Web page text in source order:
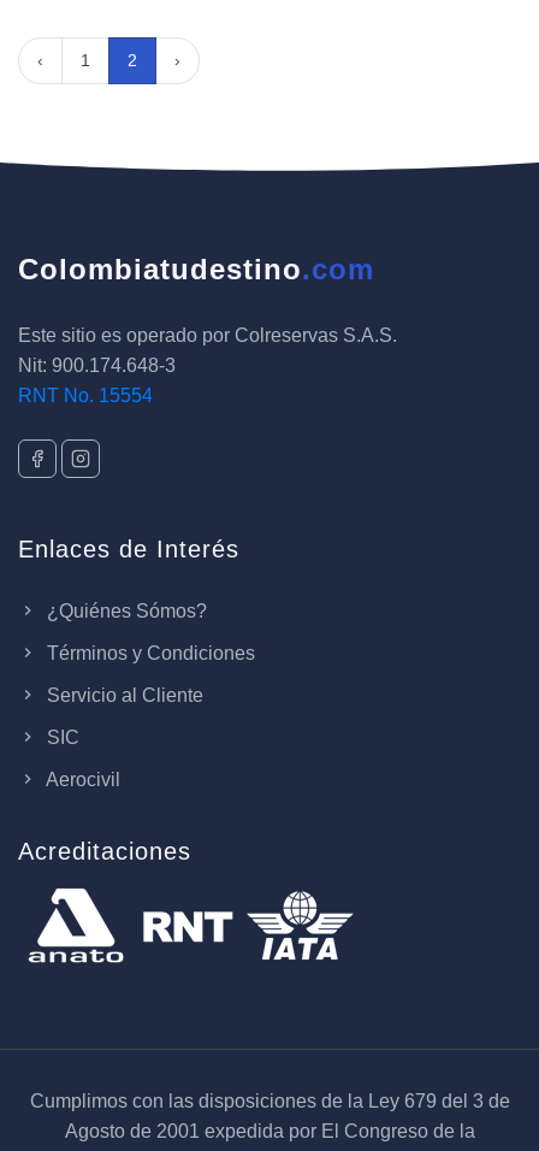
‹ 1 2 ›
Colombiatudestino.com
Este sitio es operado por Colreservas S.A.S.
Nit: 900.174.648-3
RNT No. 15554
Enlaces de Interés
¿Quiénes Sómos?
Términos y Condiciones
Servicio al Cliente
SIC
Aerocivil
Acreditaciones
Cumplimos con las disposiciones de la Ley 679 del 3 de
Agosto de 2001 expedida por El Congreso de la